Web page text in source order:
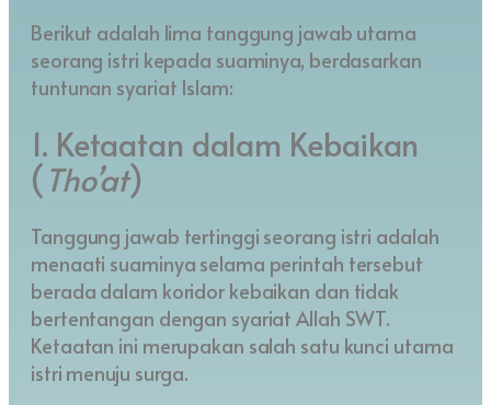
Berikut adalah lima tanggung jawab utama
seorang istri kepada suaminya, berdasarkan
tuntunan syariat Islam:
1. Ketaatan dalam Kebaikan
(Tho’at)
Tanggung jawab tertinggi seorang istri adalah
menaati suaminya selama perintah tersebut
berada dalam koridor kebaikan dan tidak
bertentangan dengan syariat Allah SWT.
Ketaatan ini merupakan salah satu kunci utama
istri menuju surga.